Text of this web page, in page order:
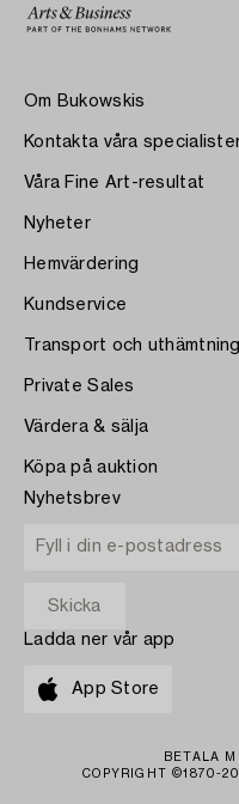
Om Bukowskis
Kontakta våra
Våra Fine Art-resultat
Nyheter
Hemvärdering
Kundservice
Transport och uthämtning
Private Sales
Värdera & sälja
Köpa på auktion
Nyhetsbrev
Ladda ner vår app
App Store
BETALA
COPYRIGHT ©1870-